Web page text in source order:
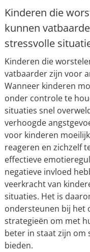
Kinderen die
kunnen
stressvolle
Kinderen die
vatbaarder zijn voor
Wanneer kinderen
onder controle te
situaties snel
verhoogde
voor kinderen
reageren en zichzelf
effectieve
negatieve invloed
veerkracht van
situaties. Het is
ondersteunen bij het
strategieën om met
beter in staat zijn om
bieden.